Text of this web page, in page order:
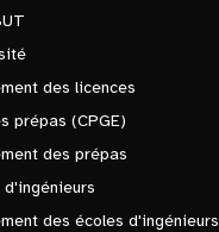
des licences
prépas (CPGE)
des prépas
d'ingénieurs
des écoles d'ingénieurs